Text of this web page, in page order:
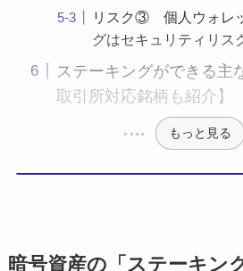
リスク③ 個人ウォレ
グはセキュリティリス
ステーキングができる主
取引所対応銘柄も紹介】
もっと見る
暗号資産の「ステーキン